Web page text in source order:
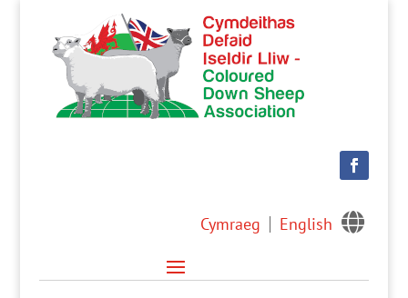
Cymraeg English 